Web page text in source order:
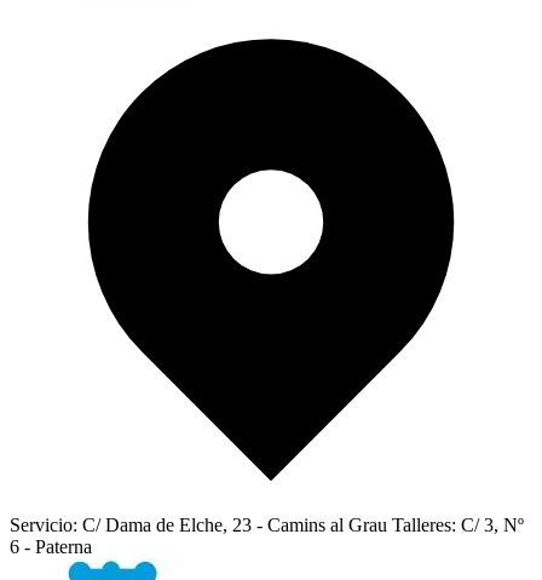
Servicio: C/ Dama de Elche, 23 - Camins al Grau Talleres: C/ 3, Nº
6 - Paterna